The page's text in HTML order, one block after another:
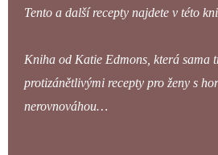
Tento a další recepty najdete v této
Kniha od Katie Edmons, která sama
protizánětlivými recepty pro ženy s
nerovnováhou…